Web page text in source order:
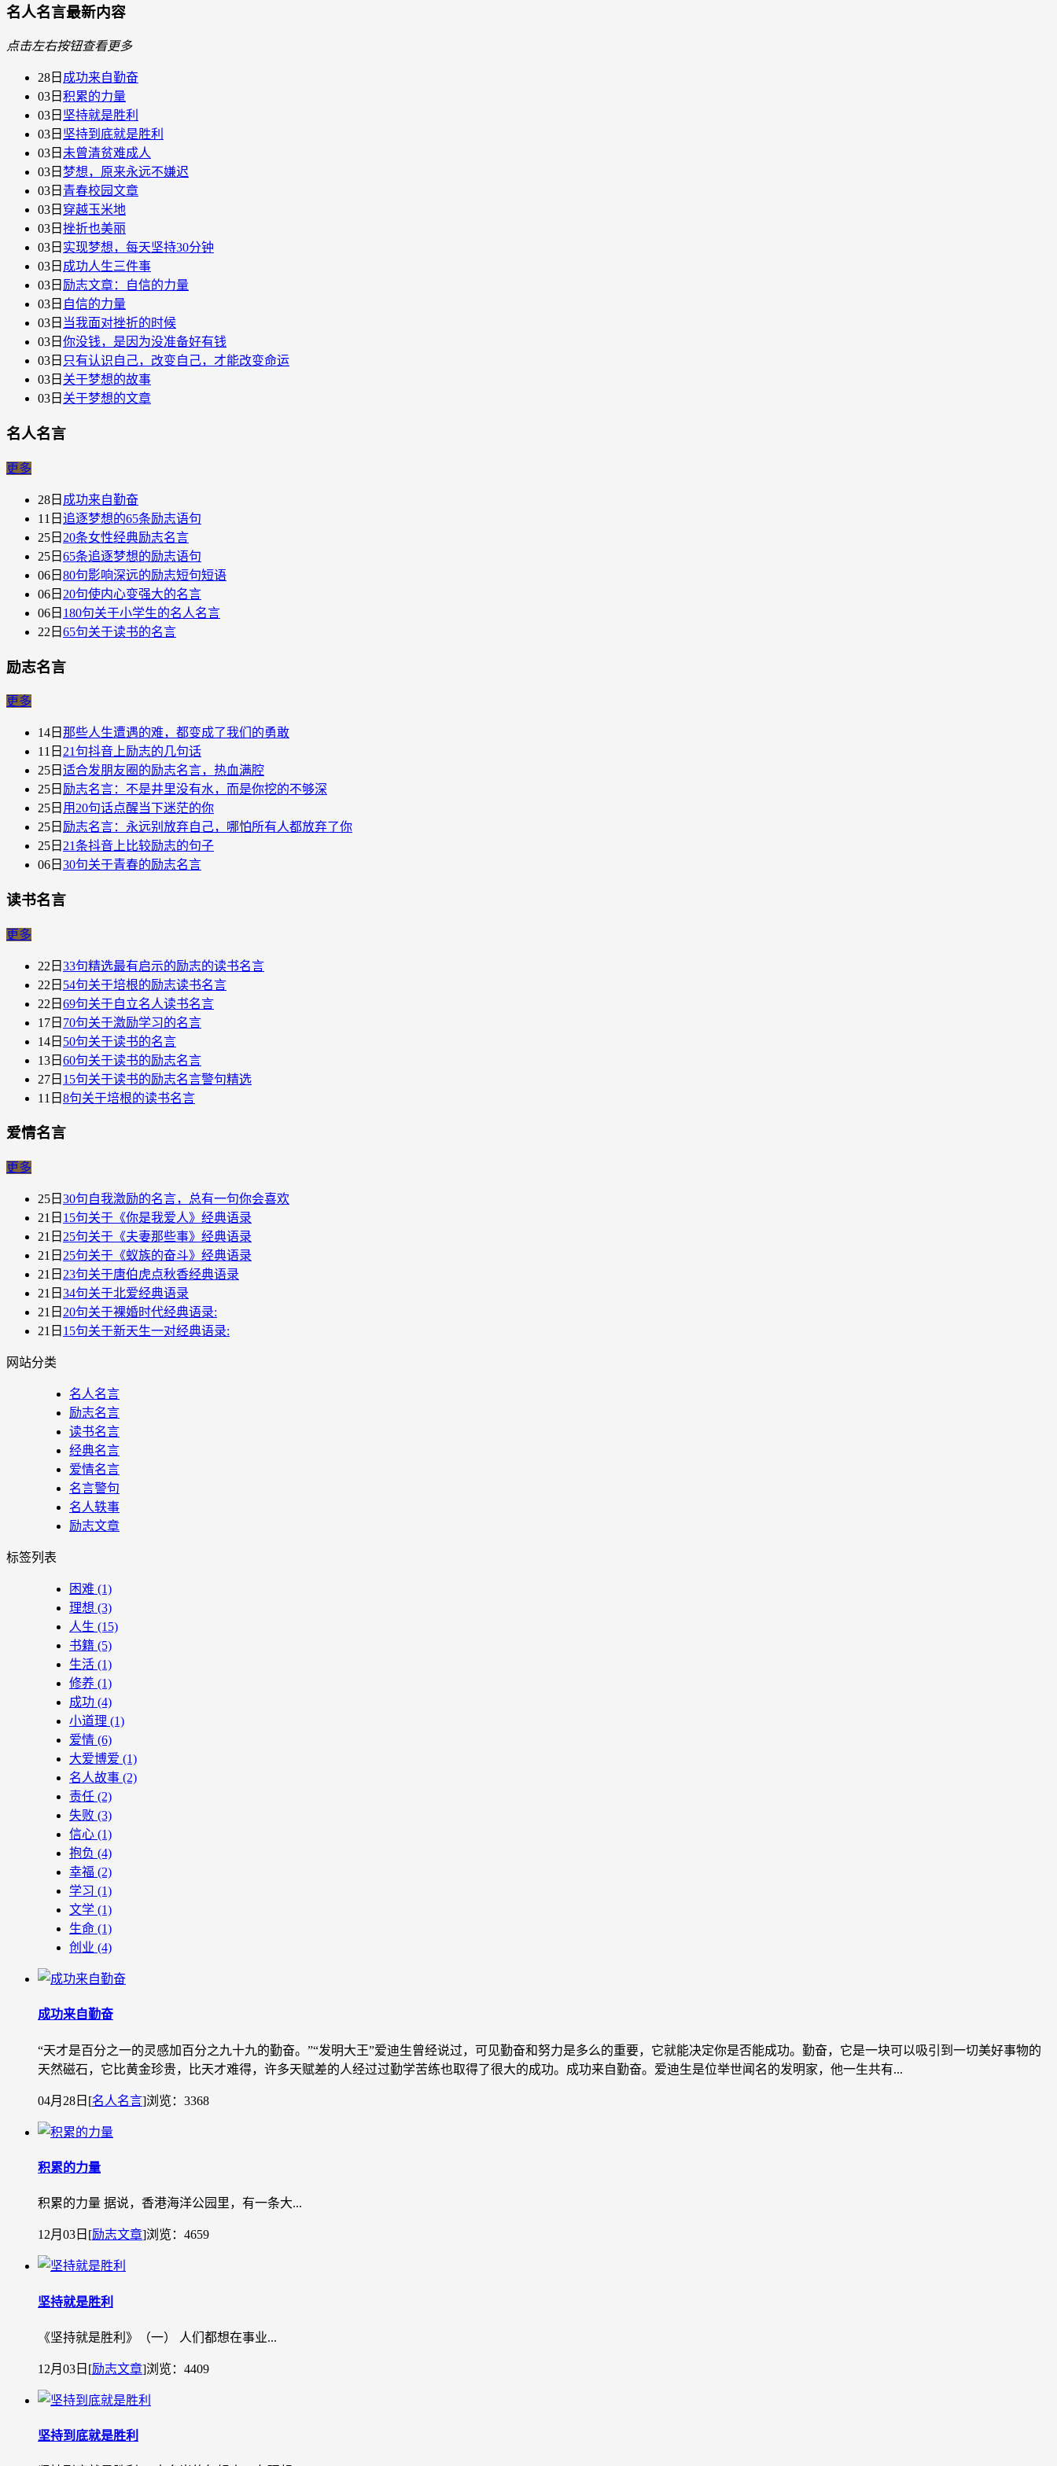
名人名言最新内容
点击左右按钮查看更多
28日 成功来自勤奋
03日 积累的力量
03日 坚持就是胜利
03日 坚持到底就是胜利
03日 未曾清贫难成人
03日 梦想，原来永远不嫌迟
03日 青春校园文章
03日 穿越玉米地
03日 挫折也美丽
03日 实现梦想，每天坚持30分钟
03日 成功人生三件事
03日 励志文章：自信的力量
03日 自信的力量
03日 当我面对挫折的时候
03日 你没钱，是因为没准备好有钱
03日 只有认识自己，改变自己，才能改变命运
03日 关于梦想的故事
03日 关于梦想的文章
名人名言
更多
28日 成功来自勤奋
11日 追逐梦想的65条励志语句
25日 20条女性经典励志名言
25日 65条追逐梦想的励志语句
06日 80句影响深远的励志短句短语
06日 20句使内心变强大的名言
06日 180句关于小学生的名人名言
22日 65句关于读书的名言
励志名言
更多
14日 那些人生遭遇的难，都变成了我们的勇敢
11日 21句抖音上励志的几句话
25日 适合发朋友圈的励志名言，热血满腔
25日 励志名言：不是井里没有水，而是你挖的不够深
25日 用20句话点醒当下迷茫的你
25日 励志名言：永远别放弃自己，哪怕所有人都放弃了你
25日 21条抖音上比较励志的句子
06日 30句关于青春的励志名言
读书名言
更多
22日 33句精选最有启示的励志的读书名言
22日 54句关于培根的励志读书名言
22日 69句关于自立名人读书名言
17日 70句关于激励学习的名言
14日 50句关于读书的名言
13日 60句关于读书的励志名言
27日 15句关于读书的励志名言警句精选
11日 8句关于培根的读书名言
爱情名言
更多
25日 30句自我激励的名言，总有一句你会喜欢
21日 15句关于《你是我爱人》经典语录
21日 25句关于《夫妻那些事》经典语录
21日 25句关于《蚁族的奋斗》经典语录
21日 23句关于唐伯虎点秋香​经典语录
21日 34句关于北爱经典语录
21日 20句关于裸婚时代经典语录:
21日 15句关于新天生一对经典语录​:
网站分类
名人名言
励志名言
读书名言
经典名言
爱情名言
名言警句
名人轶事
励志文章
标签列表
困难 (1)
理想 (3)
人生 (15)
书籍 (5)
生活 (1)
修养 (1)
成功 (4)
小道理 (1)
爱情 (6)
大爱博爱 (1)
名人故事 (2)
责任 (2)
失败 (3)
信心 (1)
抱负 (4)
幸福 (2)
学习 (1)
文学 (1)
生命 (1)
创业 (4)
成功来自勤奋
“天才是百分之一的灵感加百分之九十九的勤奋。”“发明大王”爱迪生曾经说过，可见勤奋和努力是多么的重要，它就能决定你是否能成功。勤奋，它是一块可以吸引到一切美好事物的
天然磁石，它比黄金珍贵，比天才难得，许多天赋差的人经过过勤学苦练也取得了很大的成功。成功来自勤奋。爱迪生是位举世闻名的发明家，他一生共有...
04月28日 [名人名言]浏览：3368
积累的力量
积累的力量 据说，香港海洋公园里，有一条大...
12月03日 [励志文章]浏览：4659
坚持就是胜利
《坚持就是胜利》（一） 人们都想在事业...
12月03日 [励志文章]浏览：4409
坚持到底就是胜利